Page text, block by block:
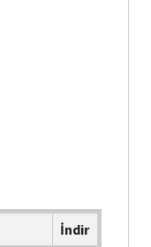
İndir